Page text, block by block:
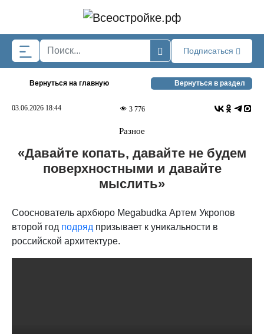
Подписаться
Вернуться на главную Вернуться в раздел
03.06.2026 18:44 3 776
Разное
«Давайте копать, давайте не будем
поверхностными и давайте
мыслить»
Сооснователь архбюро Megabudka Артем Укропов
второй год подряд призывает к уникальности в
российской архитектуре.